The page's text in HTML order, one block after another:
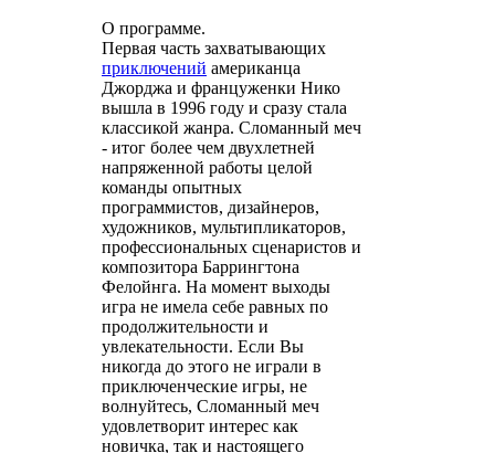
О программе.
Первая часть захватывающих
приключений американца
Джорджа и француженки Нико
вышла в 1996 году и сразу стала
классикой жанра. Сломанный меч
- итог более чем двухлетней
напряженной работы целой
команды опытных
программистов, дизайнеров,
художников, мультипликаторов,
профессиональных сценаристов и
композитора Баррингтона
Фелойнга. На момент выходы
игра не имела себе равных по
продолжительности и
увлекательности. Если Вы
никогда до этого не играли в
приключенческие игры, не
волнуйтесь, Сломанный меч
удовлетворит интерес как
новичка, так и настоящего